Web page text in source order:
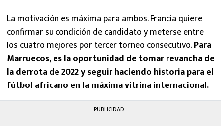
La motivación es máxima para ambos. Francia quiere
confirmar su condición de candidato y meterse entre
los cuatro mejores por tercer torneo consecutivo.Para
Marruecos, es la oportunidad de tomar revancha de
la derrota de 2022 y seguir haciendo historia para el
fútbol africano en la máxima vitrina internacional.
PUBLICIDAD